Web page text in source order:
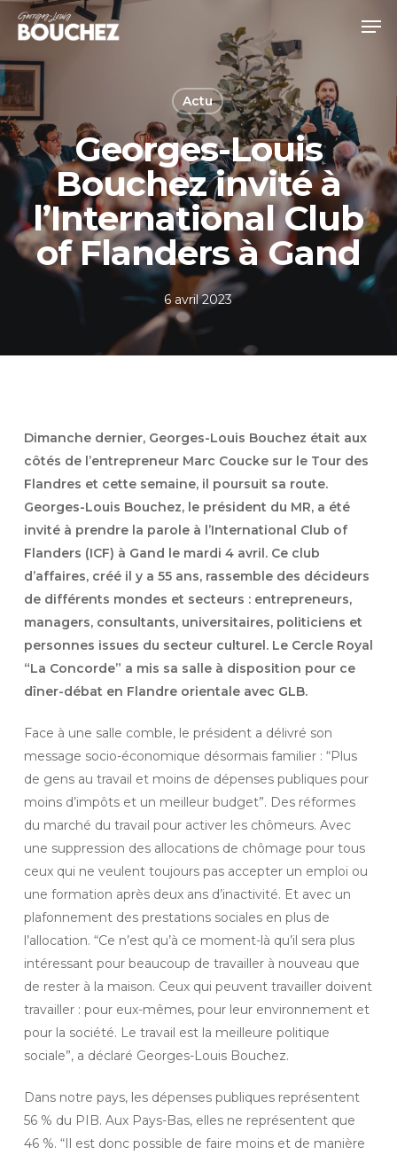
Skip
main
content
Actu
Georges-Louis
Bouchez invité à
l’International Club
of Flanders à Gand
6 avril 2023
Dimanche dernier, Georges-Louis Bouchez était aux
côtés de l’entrepreneur Marc Coucke sur le Tour des
Flandres et cette semaine, il poursuit sa route.
Georges-Louis Bouchez, le président du MR, a été
invité à prendre la parole à l’International Club of
Flanders (ICF) à Gand le mardi 4 avril. Ce club
d’affaires, créé il y a 55 ans, rassemble des décideurs
de différents mondes et secteurs : entrepreneurs,
managers, consultants, universitaires, politiciens et
personnes issues du secteur culturel. Le Cercle Royal
“La Concorde” a mis sa salle à disposition pour ce
dîner-débat en Flandre orientale avec GLB.
Face à une salle comble, le président a délivré son
message socio-économique désormais familier : “Plus
de gens au travail et moins de dépenses publiques pour
moins d’impôts et un meilleur budget”. Des réformes
du marché du travail pour activer les chômeurs. Avec
une suppression des allocations de chômage pour tous
ceux qui ne veulent toujours pas accepter un emploi ou
une formation après deux ans d’inactivité. Et avec un
plafonnement des prestations sociales en plus de
l’allocation. “Ce n’est qu’à ce moment-là qu’il sera plus
intéressant pour beaucoup de travailler à nouveau que
de rester à la maison. Ceux qui peuvent travailler doivent
travailler : pour eux-mêmes, pour leur environnement et
pour la société. Le travail est la meilleure politique
sociale”, a déclaré Georges-Louis Bouchez.
Dans notre pays, les dépenses publiques représentent
56 % du PIB. Aux Pays-Bas, elles ne représentent que
46 %. “Il est donc possible de faire moins et de manière